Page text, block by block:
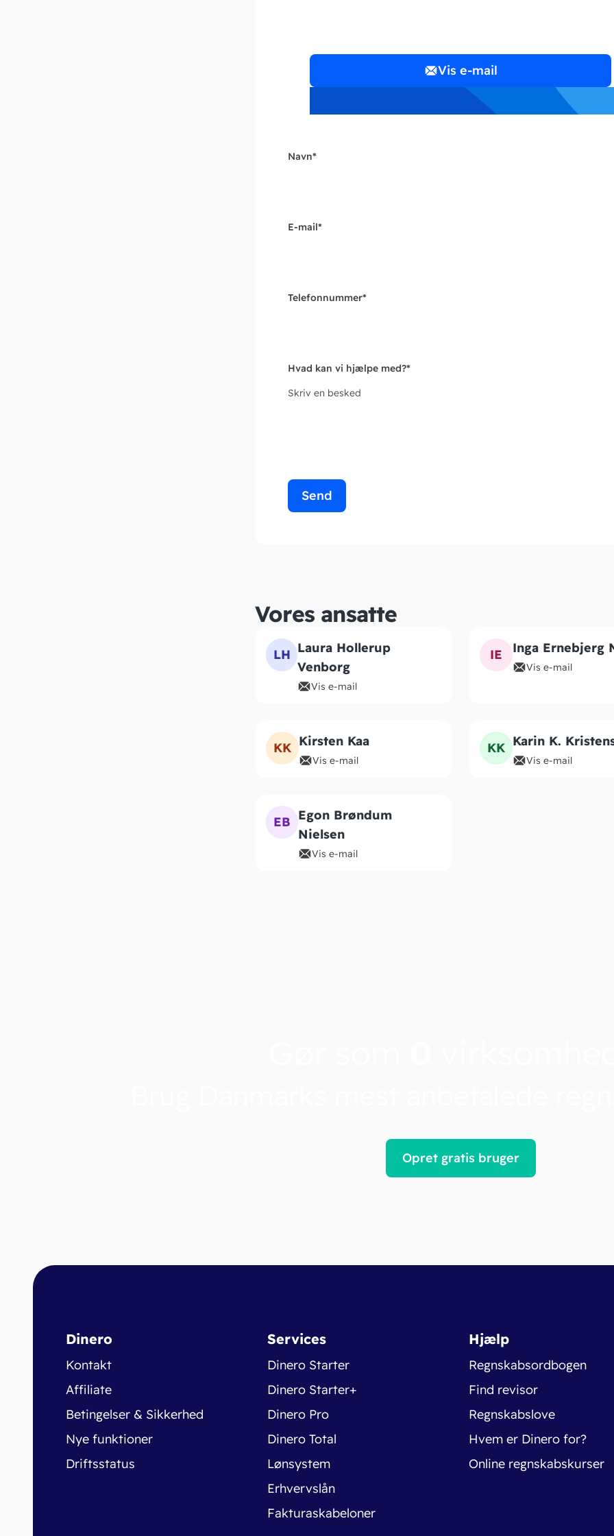
Vis e-mail
Navn*
E-mail*
Telefonnummer*
Hvad kan vi hjælpe med?*
Skriv en besked
Send
Vores ansatte
LH Laura Hollerup
Venborg
Vis e-mail
IE Inga Ernebjerg
Vis e-mail
KK Kirsten Kaa
Vis e-mail
KK Karin K.
Vis e-mail
EB Egon Brøndum
Nielsen
Vis e-mail
Opret gratis bruger
Dinero
Kontakt
Affiliate
Betingelser & Sikkerhed
Nye funktioner
Driftsstatus
Services
Dinero Starter
Dinero Starter+
Dinero Pro
Dinero Total
Lønsystem
Erhvervslån
Fakturaskabeloner
Hjælp
Regnskabsordbogen
Find revisor
Regnskabslove
Hvem er Dinero for?
Online regnskabskurser